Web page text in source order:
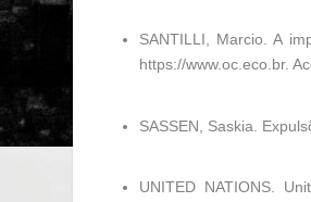
SANTILLI, Marcio. A
https://www.oc.eco.br.
SASSEN, Saskia.
UNITED NATIONS.